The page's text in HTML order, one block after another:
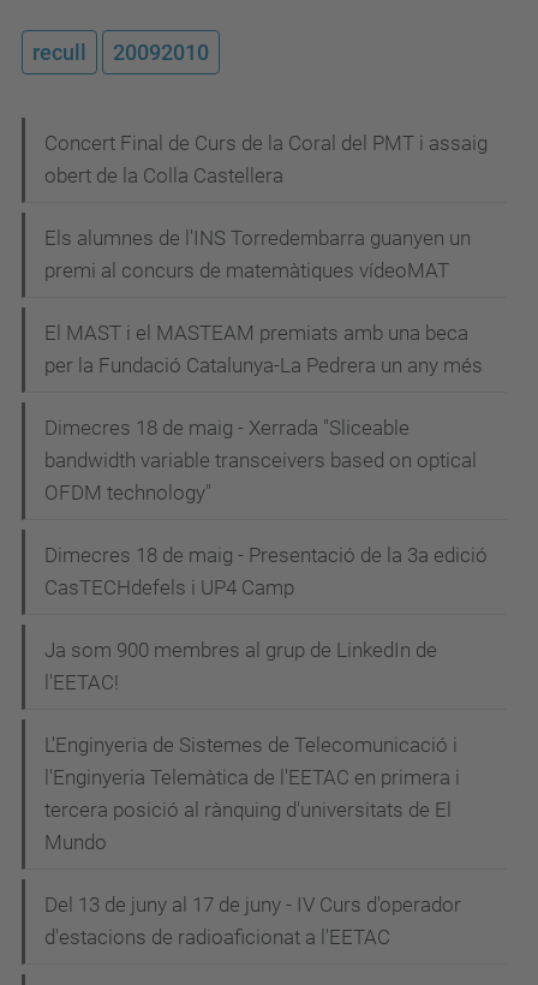
recull 20092010
g
c
Concert Final de Curs de la Coral del PMT i assaig
obert de la Colla Castellera
Els alumnes de l'INS Torredembarra guanyen un
premi al concurs de matemàtiques vídeoMAT
El MAST i el MASTEAM premiats amb una beca
per la Fundació Catalunya-La Pedrera un any més
Dimecres 18 de maig - Xerrada "Sliceable
bandwidth variable transceivers based on optical
OFDM technology"
Dimecres 18 de maig - Presentació de la 3a edició
CasTECHdefels i UP4 Camp
Ja som 900 membres al grup de LinkedIn de
l'EETAC!
L'Enginyeria de Sistemes de Telecomunicació i
l'Enginyeria Telemàtica de l'EETAC en primera i
tercera posició al rànquing d'universitats de El
Mundo
Del 13 de juny al 17 de juny - IV Curs d'operador
d'estacions de radioaficionat a l'EETAC